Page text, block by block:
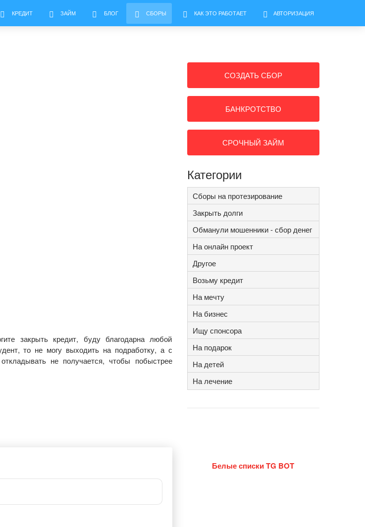
КРЕДИТ ЗАЙМ БЛОГ СБОРЫ КАК ЭТО РАБОТАЕТ АВТОРИЗАЦИЯ
закрыть кредит, буду благодарна любой
то не могу выходить на подработку, а с
не получается, чтобы побыстрее
СОЗДАТЬ СБОР
БАНКРОТСТВО
СРОЧНЫЙ ЗАЙМ
Категории
Сборы на протезирование
Закрыть долги
Обманули мошенники - сбор денег
На онлайн проект
Другое
Возьму кредит
На мечту
На бизнес
Ищу спонсора
На подарок
На детей
На лечение
Белые списки TG BOT